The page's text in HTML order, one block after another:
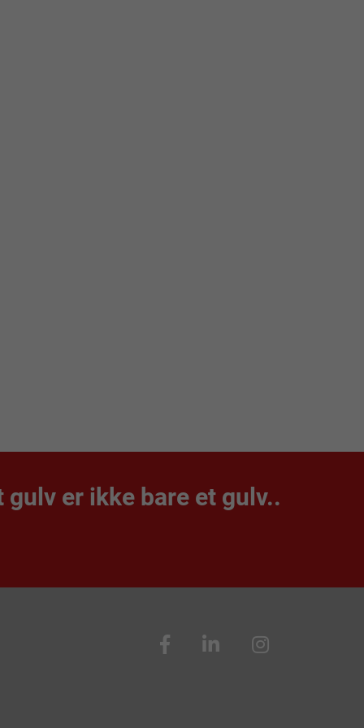
gulv er ikke bare et gulv..